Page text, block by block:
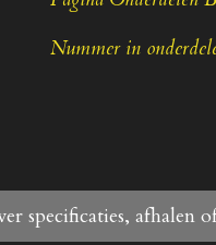
Nummer in
specificaties, afhalen